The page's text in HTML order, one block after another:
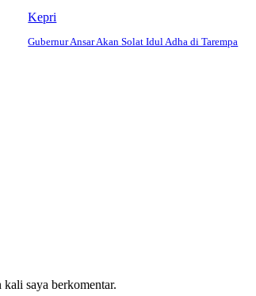
Kepri
Gubernur Ansar Akan Solat Idul Adha di Tarempa
saya berkomentar.